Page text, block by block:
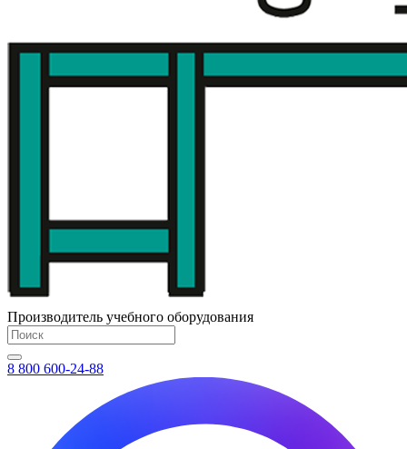
Производитель учебного оборудования
8 800 600-24-88